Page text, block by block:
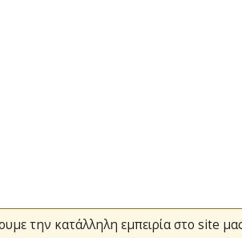
την κατάλληλη εμπειρία στο site